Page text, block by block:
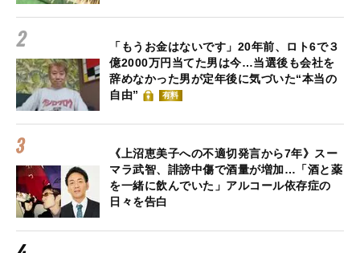
「もうお金はないです」20年前、ロト6で３
億2000万円当てた男は今…当選後も会社を
辞めなかった男が定年後に気づいた“本当の
自由”
有料
《上沼恵美子への不適切発言から7年》スー
マラ武智、誹謗中傷で酒量が増加…「酒と薬
を一緒に飲んでいた」アルコール依存症の
日々を告白